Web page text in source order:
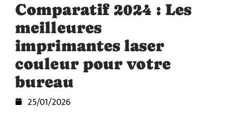
Comparatif 2024 : Les
meilleures
imprimantes laser
couleur pour votre
bureau
25/01/2026